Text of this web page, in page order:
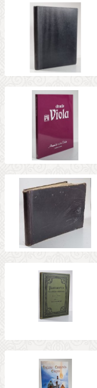
PODEPSANÉ
VYDÁNO V LETECH
MAXIMÁLNÍ CENA
ZOBRAZOVAT KVALITU